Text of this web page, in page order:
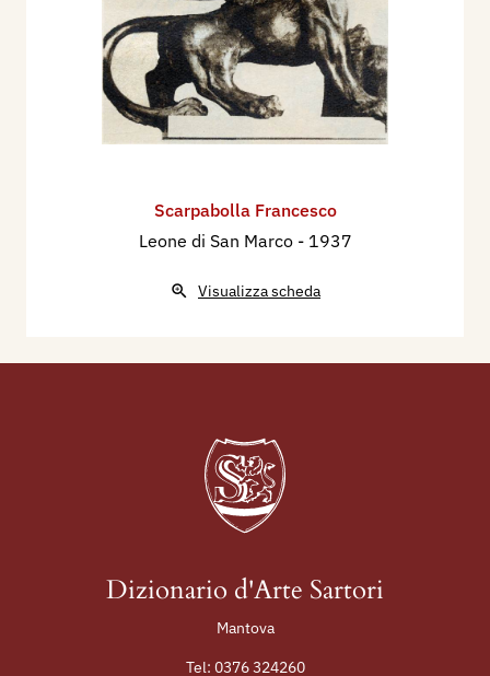
Scarpabolla Francesco
Leone di San Marco - 1937
Visualizza scheda
Dizionario d'Arte Sartori
Mantova
Tel: 0376 324260